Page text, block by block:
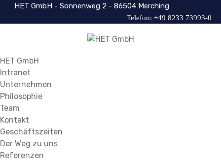
HET GmbH - Sonnenweg 2 - 86504 Merching
Telefon: +49 8233 73993-0
HET GmbH
Intranet
Unternehmen
Philosophie
Team
Kontakt
Geschäftszeiten
Der Weg zu uns
Referenzen